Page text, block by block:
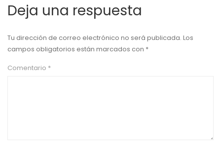
Deja una respuesta
Tu dirección de correo electrónico no será publicada. Los
campos obligatorios están marcados con *
Comentario *